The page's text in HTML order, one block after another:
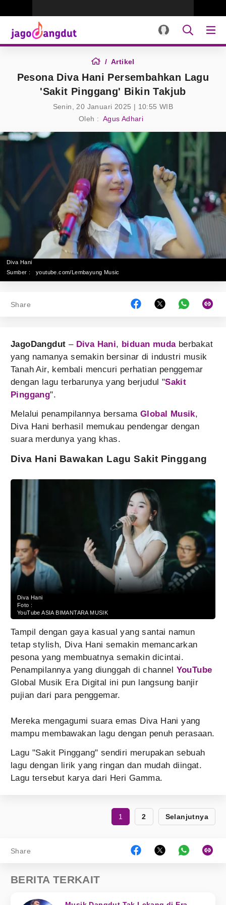
Artikel
Pesona Diva Hani Persembahkan Lagu
'Sakit Pinggang' Bikin Takjub
Senin, 20 Januari 2025 | 10:55 WIB
Oleh : Agus Adhari
Diva Hani
Sumber :
youtube.com/Lembayung Music
Share
JagoDangdut – Diva Hani, biduan mudaberbakat
yang namanya semakin bersinar di industri musik
Tanah Air, kembali mencuri perhatian penggemar
dengan lagu terbarunya yang berjudul "Sakit
Pinggang".
Melalui penampilannya bersama Global Musik,
Diva Hani berhasil memukau pendengar dengan
suara merdunya yang khas.
Diva Hani Bawakan Lagu Sakit Pinggang
Diva Hani
Foto :
YouTube ASIA BIMANTARA MUSIK
Tampil dengan gaya kasual yang santai namun
tetap stylish, Diva Hani semakin memancarkan
pesona yang membuatnya semakin dicintai.
Penampilannya yang diunggah di channel YouTube
Global Musik Era Digital ini pun langsung banjir
pujian dari para penggemar.
Mereka mengagumi suara emas Diva Hani yang
mampu membawakan lagu dengan penuh perasaan.
Lagu "Sakit Pinggang" sendiri merupakan sebuah
lagu dengan lirik yang ringan dan mudah diingat.
Lagu tersebut karya dari Heri Gamma.
1 2 Selanjutnya
Share
BERITA TERKAIT